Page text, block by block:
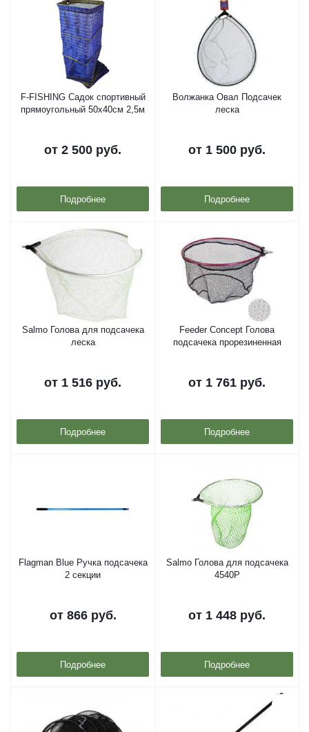
F-FISHING Садок спортивный
прямоугольный 50x40cм 2,5м
от 2 500 руб.
Подробнее
Волжанка Овал Подсачек
леска
от 1 500 руб.
Подробнее
Salmo Голова для подсачека
леска
от 1 516 руб.
Подробнее
Feeder Concept Голова
подсачека прорезиненная
от 1 761 руб.
Подробнее
Flagman Blue Ручка подсачека
2 секции
от 866 руб.
Подробнее
Salmo Голова для подсачека
4540Р
от 1 448 руб.
Подробнее